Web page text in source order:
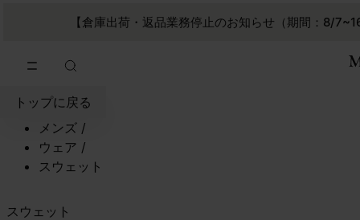
【倉庫出荷・返品業務停止のお知らせ（期間：8/
トップに戻る
メンズ /
ウェア /
スウェット
スウェット